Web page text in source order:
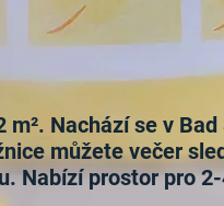
Nachází se v Bad
můžete večer
Nabízí prostor pro